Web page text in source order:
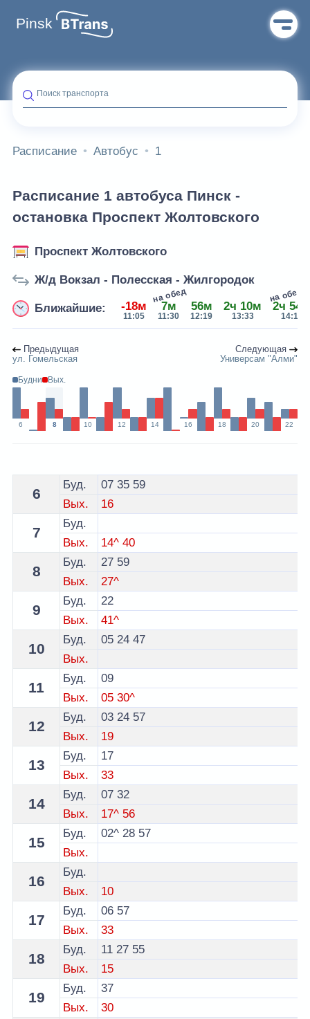
Pinsk
Поиск транспорта
Расписание Автобус 1
Расписание 1 автобуса Пинск -
остановка Проспект Жолтовского
Проспект Жолтовского
Ж/д Вокзал - Полесская - Жилгородок
Ближайшие: -18м
11:05
7м
11:30
на обед
56м
12:19
2ч 10м
13:33
2ч 54м
14:17
на обед
Предыдущая
ул. Гомельская
Следующая
Универсам "Алми"
Будни Вых.
6 8 10 12 14 16 18 20 22
Расписание 1 автобуса Пинск - остановка Проспект
6
Буд. 07 35 59
Вых.
16
7
Буд.
Вых.
14^ 40
8
Буд. 27 59
Вых.
27^
9
Буд.
22
Вых.
41^
10
Буд. 05 24 47
Вых.
11
Буд.
09
Вых.
05 30^
12
Буд. 03 24 57
Вых.
19
13
Буд.
17
Вых.
33
14
Буд. 07 32
Вых.
17^ 56
15
Буд. 02^ 28 57
Вых.
16
Буд.
Вых.
10
17
Буд. 06 57
Вых.
33
18
Буд. 11 27 55
Вых.
15
19
Буд.
37
Вых.
30